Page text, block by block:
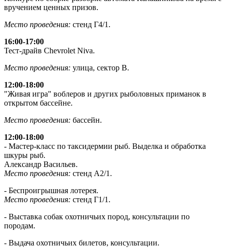
вручением ценных призов.
Место проведения: стенд Г4/1.
16:00-17:00
Тест-драйв Chevrolet Niva.
Место проведения: улица, сектор В.
12:00-18:00
"Живая игра" воблеров и других рыболовных приманок в
открытом бассейне.
Место проведения: бассейн.
12:00-18:00
- Мастер-класс по таксидермии рыб. Выделка и обработка
шкуры рыб.
Александр Васильев.
Место проведения: стенд А2/1.
- Беспроигрышная лотерея.
Место проведения: стенд Г1/1.
- Выставка собак охотничьих пород, консультации по
породам.
- Выдача охотничьих билетов, консультации.